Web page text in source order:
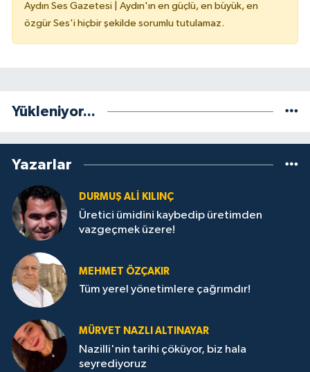
Aydın Ses Gazetesi | Aydın'ın en güçlü, en büyük, en
özgür Ses'i hiçbir şekilde sorumlu tutulamaz.
Yükleniyor...
Yazarlar
DURMUŞ ALI KILINÇ
Üretici ümidini kaybedip üretimden
vazgeçmek üzere!
MEHMET ÖZÇAKIR
Tüm yerel yönetimlere çağrımdır!
MÜRVET NAZLI ALTINAYAR
Nazilli'nin tarihi çöküyor, biz hala
seyrediyoruz